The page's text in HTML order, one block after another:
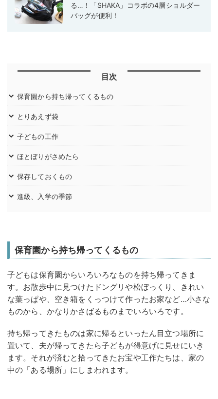
る…！「SHAKA」コラボの4層ショルダー
バッグが便利！
目次
保育園から持ち帰ってくるもの
とりあえず袋
子どもの工作
ほとぼりがさめたら
保存しておくもの
進級、入学の季節
保育園から持ち帰ってくるもの
子どもは保育園からいろいろなものを持ち帰ってきま
す。お散歩中に見つけたドングリや松ぼっくり、きれい
な葉っぱや、空き箱をくっつけて作ったお家など…小さな
ものから、かなりかさばるものまでいろいろです。
持ち帰ってきたものは家に帰るといったん目立つ場所に
置いて、夫が帰ってきたら子どもが得意げに見せにいき
ます。それが済むと拾ってきたお宝や工作たちは、家の
中の「ある場所」にしまわれます。